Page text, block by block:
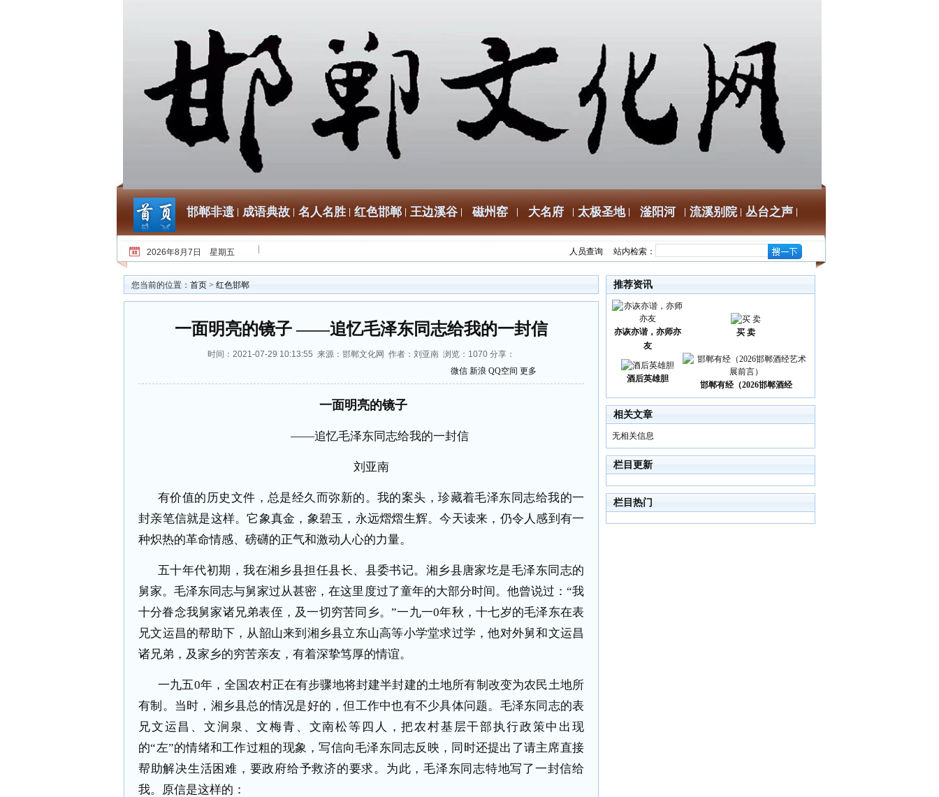
邯郸非遗 成语典故 名人名胜 红色邯郸 王边溪谷 磁州窑 大名府 太极圣地 滏阳河 流溪别院 丛台之声
2026年8月7日 星期五 人员查询 站内检索：
您当前的位置： 首页 > 红色邯郸
一面明亮的镜子 ——追忆毛泽东同志给我的一封信
时间：2021-07-29 10:13:55 来源：邯郸文化网 作者：刘亚南 浏览： 1070 分享：
微信 新浪 QQ空间 更多
一面明亮的镜子
——追忆毛泽东同志给我的一封信
刘亚南
有价值的历史文件，总是经久而弥新的。我的案头，珍藏着毛泽东同志给我的一
封亲笔信就是这样。它象真金，象碧玉，永远熠熠生辉。今天读来，仍令人感到有一
种炽热的革命情感、磅礴的正气和激动人心的力量。
五十年代初期，我在湘乡县担任县长、县委书记。湘乡县唐家圪是毛泽东同志的
舅家。毛泽东同志与舅家过从甚密，在这里度过了童年的大部分时间。他曾说过：“我
十分眷念我舅家诸兄弟表侄，及一切穷苦同乡。”一九一0年秋，十七岁的毛泽东在表
兄文运昌的帮助下，从韶山来到湘乡县立东山高等小学堂求过学，他对外舅和文运昌
诸兄弟，及家乡的穷苦亲友，有着深挚笃厚的情谊。
一九五0年，全国农村正在有步骤地将封建半封建的土地所有制改变为农民土地所
有制。当时，湘乡县总的情况是好的，但工作中也有不少具体问题。毛泽东同志的表
兄文运昌、文涧泉、文梅青、文南松等四人，把农村基层干部执行政策中出现
的“左”的情绪和工作过粗的现象，写信向毛泽东同志反映，同时还提出了请主席直接
帮助解决生活困难，要政府给予救济的要求。为此，毛泽东同志特地写了一封信给
我。原信是这样的：
推荐资讯
亦诙亦谐，亦师亦
友
买 卖
酒后英雄胆
邯郸有经（2026邯郸酒经
相关文章
无相关信息
栏目更新
栏目热门